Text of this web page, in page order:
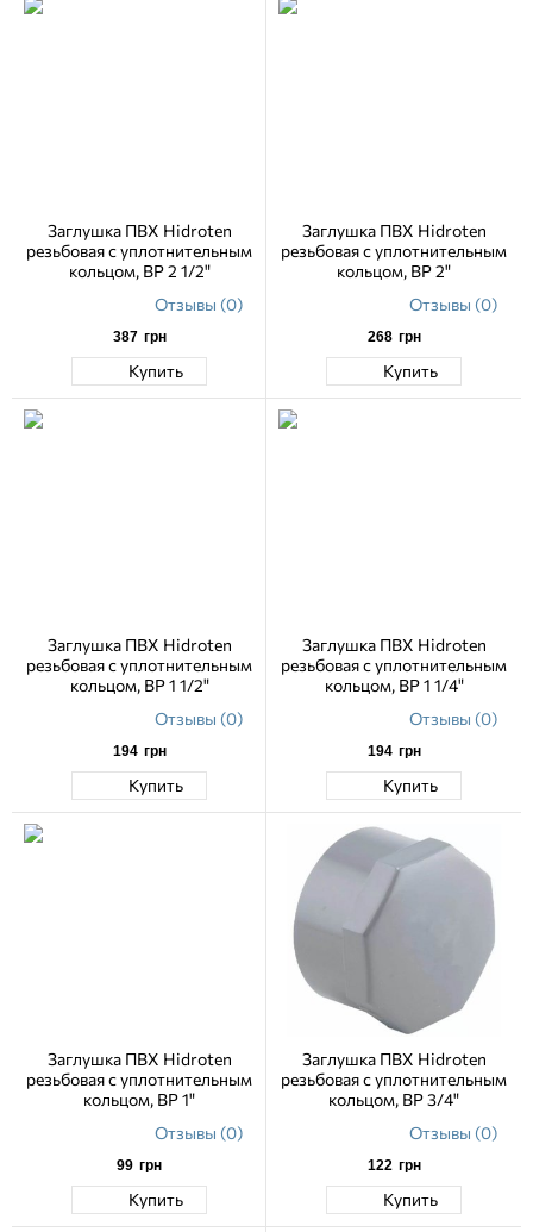
Заглушка ПВХ Hidroten
резьбовая с уплотнительным
кольцом, ВР 2 1/2"
Отзывы (0)
387 грн
Купить
Заглушка ПВХ Hidroten
резьбовая с уплотнительным
кольцом, ВР 2"
Отзывы (0)
268 грн
Купить
Заглушка ПВХ Hidroten
резьбовая с уплотнительным
кольцом, ВР 1 1/2"
Отзывы (0)
194 грн
Купить
Заглушка ПВХ Hidroten
резьбовая с уплотнительным
кольцом, ВР 1 1/4"
Отзывы (0)
194 грн
Купить
Заглушка ПВХ Hidroten
резьбовая с уплотнительным
кольцом, ВР 1"
Отзывы (0)
99 грн
Купить
Заглушка ПВХ Hidroten
резьбовая с уплотнительным
кольцом, ВР 3/4"
Отзывы (0)
122 грн
Купить